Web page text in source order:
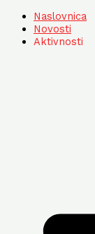
Naslovnica
Novosti
Aktivnosti